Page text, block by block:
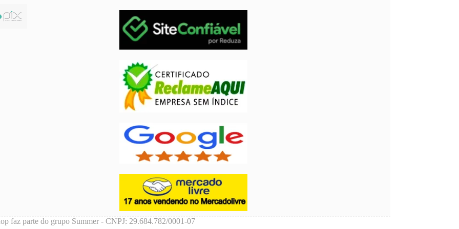
faz parte do grupo Summer - CNPJ: 29.684.782/0001-07